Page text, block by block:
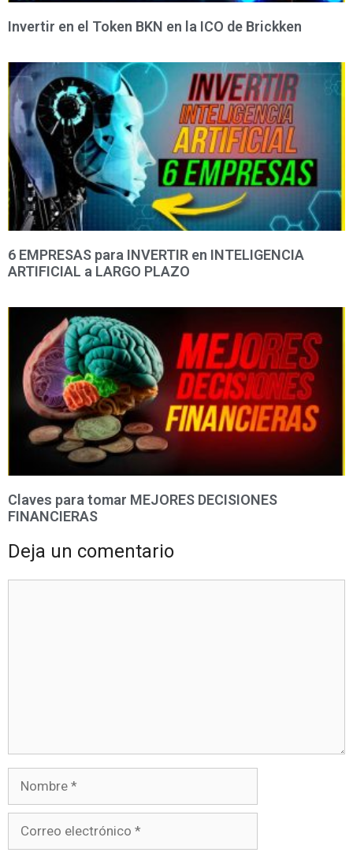
Invertir en el Token BKN en la ICO de Brickken
6 EMPRESAS para INVERTIR en INTELIGENCIA
ARTIFICIAL a LARGO PLAZO
Claves para tomar MEJORES DECISIONES
FINANCIERAS
Deja un comentario